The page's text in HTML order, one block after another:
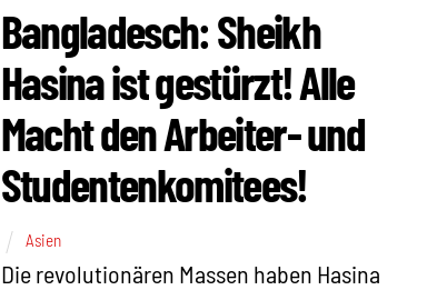
Bangladesch: Sheikh
Hasina ist gestürzt! Alle
Macht den Arbeiter- und
Studentenkomitees!
Asien
Die revolutionären Massen haben Hasina